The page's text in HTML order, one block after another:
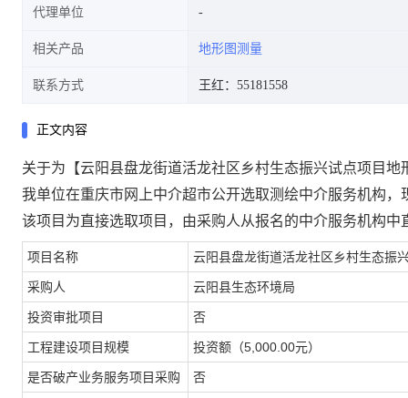
代理单位
相关产品 地形图测量
联系方式 王红：55181558
正文内容
关于为【云阳县盘龙街道活龙社区乡村生态振兴试点项目
我单位在重庆市网上中介超市公开选取测绘中介服务机构，
该项目为直接选取项目，由采购人从报名的中介服务机构
项目名称 云阳县盘龙街道活龙社区乡村生态振
采购人 云阳县生态环境局
投资审批项目 否
工程建设项目规模 投资额（5,000.00元）
是否破产业务服务项目采购 否